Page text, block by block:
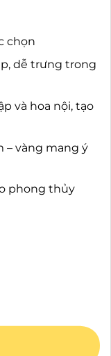
chọn
dễ trưng trong
và hoa nội, tạo
– vàng mang ý
phong thủy